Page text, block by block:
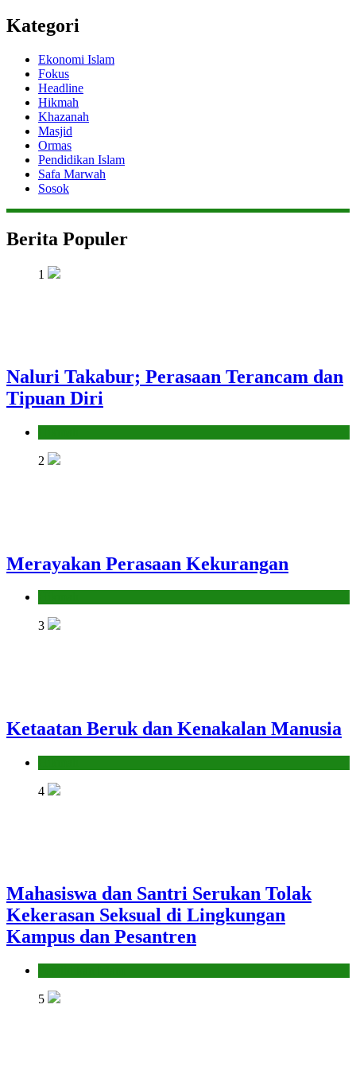
Kategori
Ekonomi Islam
Fokus
Headline
Hikmah
Khazanah
Masjid
Ormas
Pendidikan Islam
Safa Marwah
Sosok
Berita Populer
1
Naluri Takabur; Perasaan Terancam dan
Tipuan Diri
2
Merayakan Perasaan Kekurangan
3
Ketaatan Beruk dan Kenakalan Manusia
4
Mahasiswa dan Santri Serukan Tolak
Kekerasan Seksual di Lingkungan
Kampus dan Pesantren
5